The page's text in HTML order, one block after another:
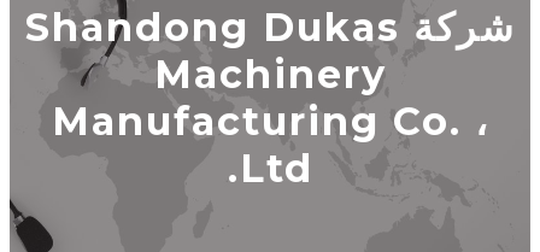
شركة Shandong Dukas
Machinery
Manufacturing Co. ،
Ltd.